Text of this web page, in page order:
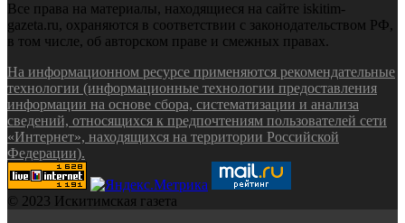
Все права на материалы, находящиеся на сайте iskitim-
gazeta.ru, охраняются в соответствии с законодательством РФ,
в том числе, об авторском праве и смежных правах.
На информационном ресурсе применяются рекомендательные
технологии (информационные технологии предоставления
информации на основе сбора, систематизации и анализа
сведений, относящихся к предпочтениям пользователей сети
«Интернет», находящихся на территории Российской
Федерации).
© 2023 Искитимская газета